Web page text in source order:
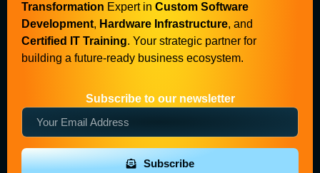
Transformation Expert in Custom Software
Development, Hardware Infrastructure, and
Certified IT Training. Your strategic partner for
building a future-ready business ecosystem.
Subscribe to our newsletter
Subscribe